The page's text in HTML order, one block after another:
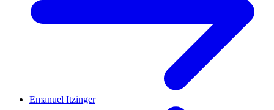
Emanuel Itzinger